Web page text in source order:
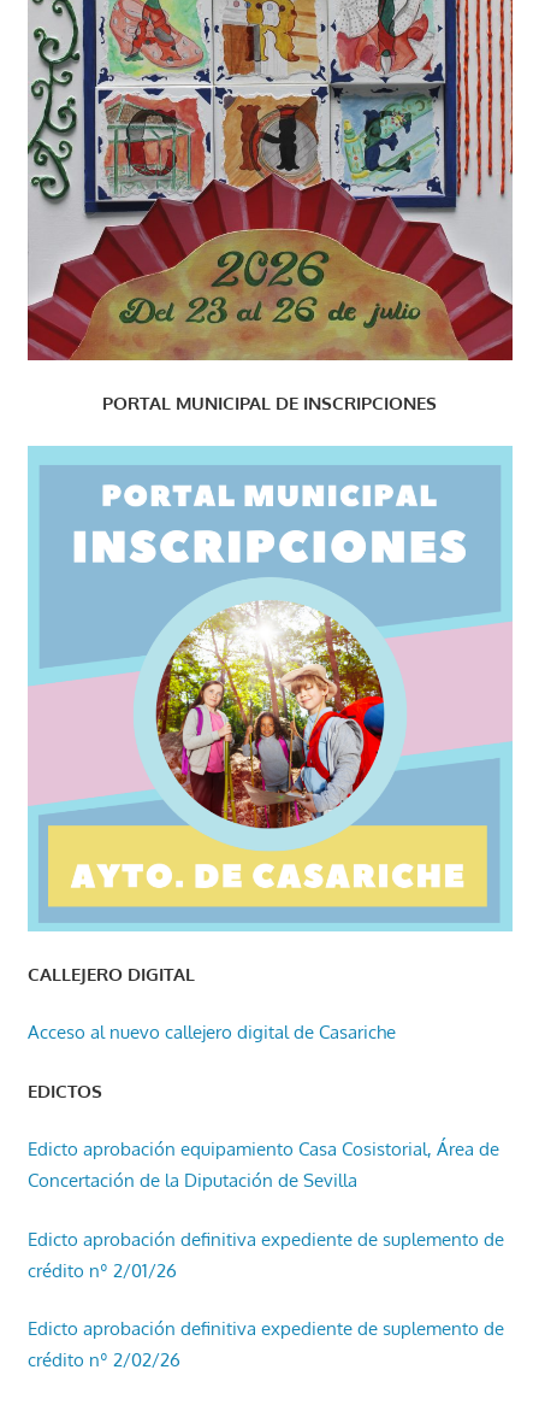
PORTAL MUNICIPAL DE INSCRIPCIONES
CALLEJERO DIGITAL
Acceso al nuevo callejero digital de Casariche
EDICTOS
Edicto aprobación equipamiento Casa Cosistorial, Área de
Concertación de la Diputación de Sevilla
Edicto aprobación definitiva expediente de suplemento de
crédito nº 2/01/26
Edicto aprobación definitiva expediente de suplemento de
crédito nº 2/02/26